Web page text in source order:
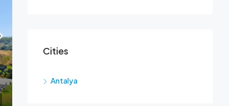
Cities
Antalya